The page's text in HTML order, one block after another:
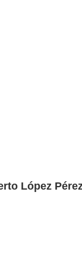
López